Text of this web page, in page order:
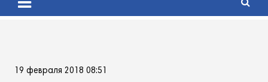
19 февраля 2018 08:51